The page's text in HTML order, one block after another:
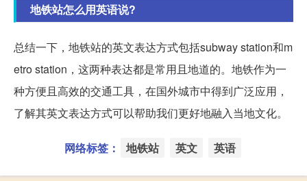
地铁站怎么用英语说?
总结一下，地铁站的英文表达方式包括subway station和m
etro station，这两种表达都是常用且地道的。地铁作为一
种方便且高效的交通工具，在国外城市中得到广泛应用，
了解其英文表达方式可以帮助我们更好地融入当地文化。
网络标签： 地铁站 英文 英语